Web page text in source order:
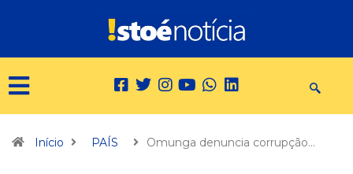
Início PAÍS Omunga denuncia corrupção…